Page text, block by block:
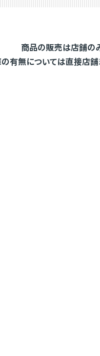
商品の販売は店舗の
有無については直接店舗